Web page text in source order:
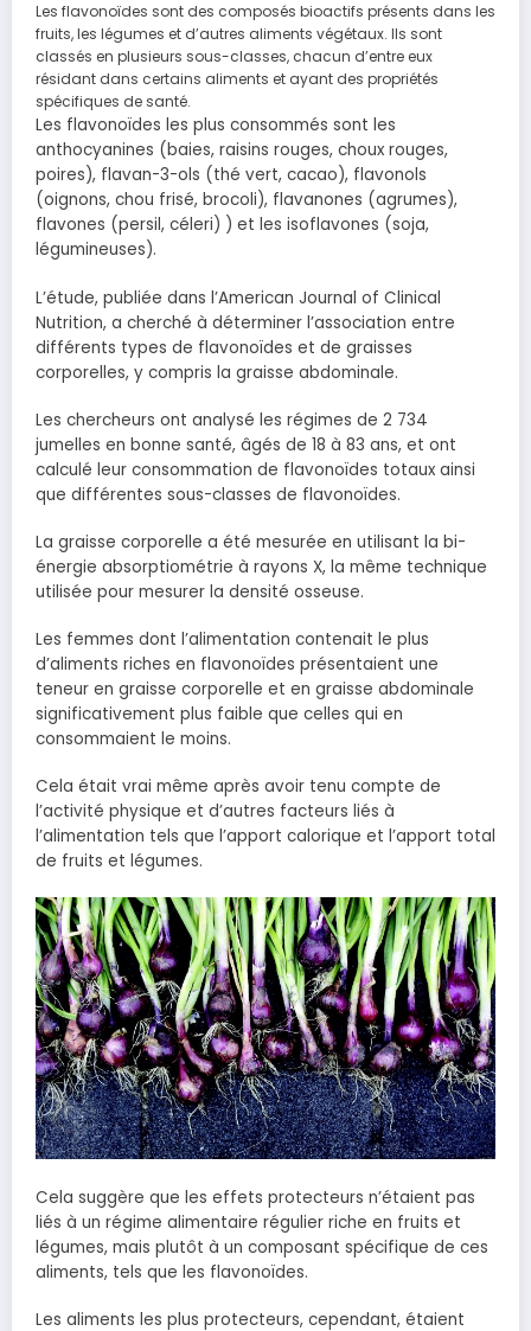
Les flavonoïdes sont des composés bioactifs présents dans les
fruits, les légumes et d’autres aliments végétaux. Ils sont
classés en plusieurs sous-classes, chacun d’entre eux
résidant dans certains aliments et ayant des propriétés
spécifiques de santé.
Les flavonoïdes les plus consommés sont les
anthocyanines (baies, raisins rouges, choux rouges,
poires), flavan-3-ols (thé vert, cacao), flavonols
(oignons, chou frisé, brocoli), flavanones (agrumes),
flavones (persil, céleri) ) et les isoflavones (soja,
légumineuses).
L’étude, publiée dans l’American Journal of Clinical
Nutrition, a cherché à déterminer l’association entre
différents types de flavonoïdes et de graisses
corporelles, y compris la graisse abdominale.
Les chercheurs ont analysé les régimes de 2 734
jumelles en bonne santé, âgés de 18 à 83 ans, et ont
calculé leur consommation de flavonoïdes totaux ainsi
que différentes sous-classes de flavonoïdes.
La graisse corporelle a été mesurée en utilisant la bi-
énergie absorptiométrie à rayons X, la même technique
utilisée pour mesurer la densité osseuse.
Les femmes dont l’alimentation contenait le plus
d’aliments riches en flavonoïdes présentaient une
teneur en graisse corporelle et en graisse abdominale
significativement plus faible que celles qui en
consommaient le moins.
Cela était vrai même après avoir tenu compte de
l’activité physique et d’autres facteurs liés à
l’alimentation tels que l’apport calorique et l’apport total
de fruits et légumes.
Cela suggère que les effets protecteurs n’étaient pas
liés à un régime alimentaire régulier riche en fruits et
légumes, mais plutôt à un composant spécifique de ces
aliments, tels que les flavonoïdes.
Les aliments les plus protecteurs, cependant, étaient